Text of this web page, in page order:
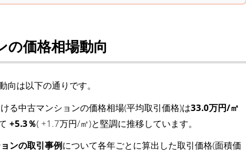
の価格相場動向
は以下の通りです。
る中古マンションの価格相場(平均取引価格)は33.0万円/㎡
+5.3％( +1.7万円/㎡)と堅調に推移しています。
ンの取引事例について各年ごとに算出した取引価格(面積価